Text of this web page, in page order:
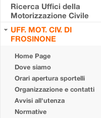
Ricerca Uffici della
Motorizzazione Civile
UFF. MOT. CIV. DI
FROSINONE
Home Page
Dove siamo
Orari apertura sportelli
Organizzazione e contatti
Avvisi all'utenza
Normative